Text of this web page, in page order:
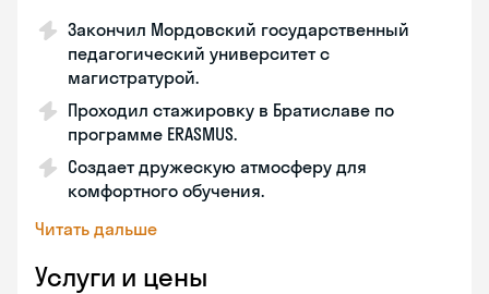
Закончил Мордовский государственный
педагогический университет с
магистратурой.
Проходил стажировку в Братиславе по
программе ERASMUS.
Создает дружескую атмосферу для
комфортного обучения.
Читать дальше
Услуги и цены